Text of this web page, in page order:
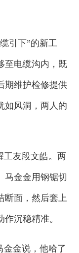
引下”的新工
至电缆沟内，既
期维护检修提供
如风洞，两人的
友段文皓。两
马金金用钢锯切
断面，然后套上
沉稳精准。
金说，他哈了